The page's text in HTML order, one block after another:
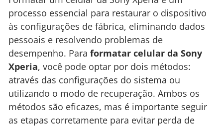
processo essencial para restaurar o dispositivo
às configurações de fábrica, eliminando dados
pessoais e resolvendo problemas de
desempenho. Para formatar celular da Sony
Xperia, você pode optar por dois métodos:
através das configurações do sistema ou
utilizando o modo de recuperação. Ambos os
métodos são eficazes, mas é importante seguir
as etapas corretamente para evitar perda de